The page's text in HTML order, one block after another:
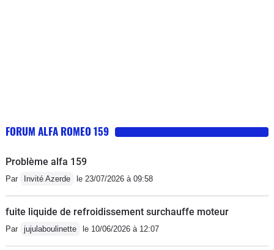
FORUM ALFA ROMEO 159
Problème alfa 159
Par Invité Azerde le 23/07/2026 à 09:58
fuite liquide de refroidissement surchauffe moteur
Par jujulaboulinette le 10/06/2026 à 12:07